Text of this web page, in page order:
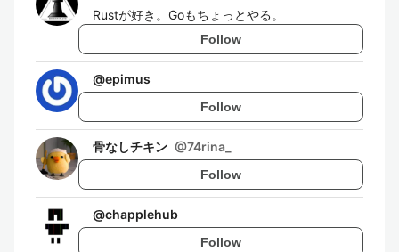
Rustが好き。Goもちょっとやる。
Follow
@epimus
Follow
骨なしチキン @74rina_
Follow
@chapplehub
Follow